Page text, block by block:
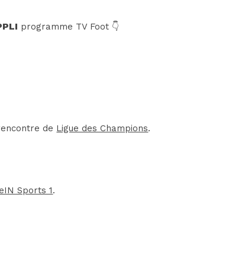
programme TV Foot 👇
de Ligue des Champions.
Sports 1.